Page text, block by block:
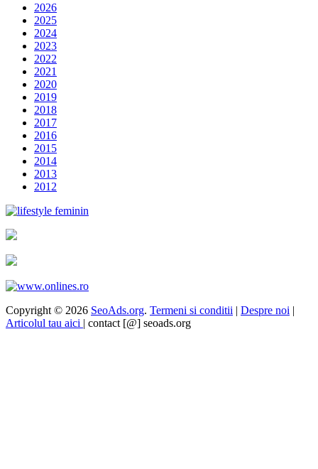
2026
2025
2024
2023
2022
2021
2020
2019
2018
2017
2016
2015
2014
2013
2012
Copyright © 2026 SeoAds.org. Termeni si conditii | Despre noi |
Articolul tau aici | contact [@] seoads.org